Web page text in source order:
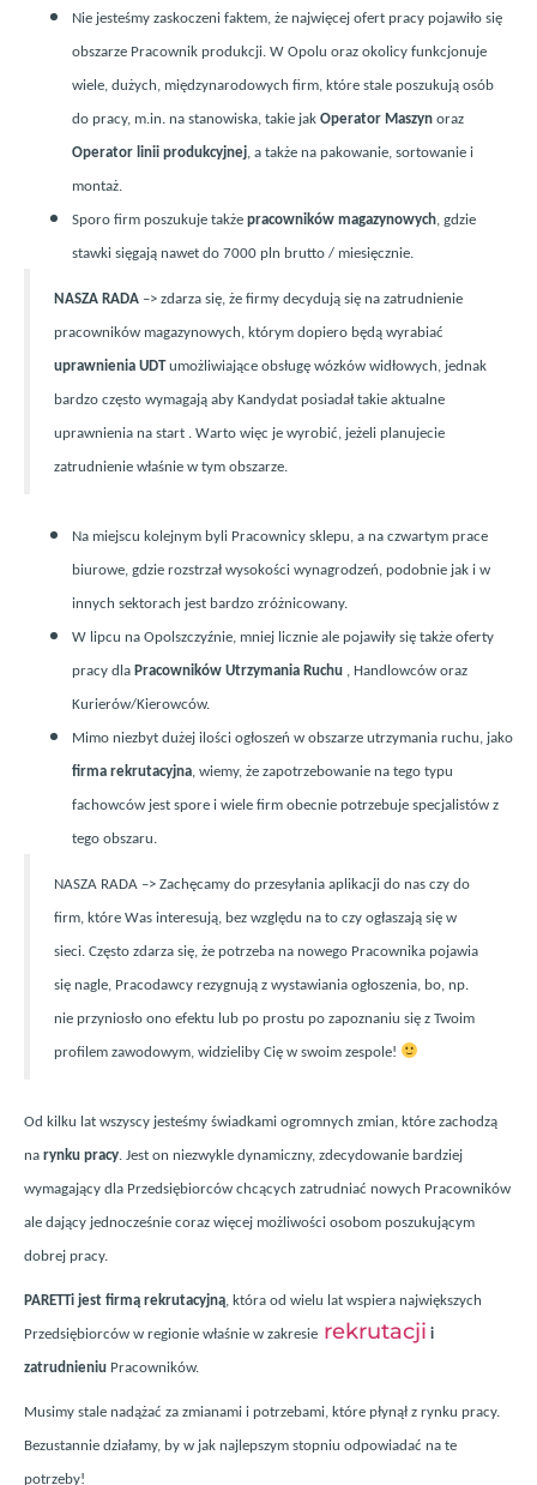
Nie jesteśmy zaskoczeni faktem, że najwięcej ofert pracy pojawiło się
obszarze Pracownik produkcji. W Opolu oraz okolicy funkcjonuje
wiele, dużych, międzynarodowych firm, które stale poszukują osób
do pracy, m.in. na stanowiska, takie jak Operator Maszyn oraz
Operator linii produkcyjnej, a także na pakowanie, sortowanie i
montaż.
Sporo firm poszukuje także pracowników magazynowych, gdzie
stawki sięgają nawet do 7000 pln brutto / miesięcznie.
NASZA RADA –> zdarza się, że firmy decydują się na zatrudnienie
pracowników magazynowych, którym dopiero będą wyrabiać
uprawnienia UDT umożliwiające obsługę wózków widłowych, jednak
bardzo często wymagają aby Kandydat posiadał takie aktualne
uprawnienia na start . Warto więc je wyrobić, jeżeli planujecie
zatrudnienie właśnie w tym obszarze.
Na miejscu kolejnym byli Pracownicy sklepu, a na czwartym prace
biurowe, gdzie rozstrzał wysokości wynagrodzeń, podobnie jak i w
innych sektorach jest bardzo zróżnicowany.
W lipcu na Opolszczyźnie, mniej licznie ale pojawiły się także oferty
pracy dla Pracowników Utrzymania Ruchu , Handlowców oraz
Kurierów/Kierowców.
Mimo niezbyt dużej ilości ogłoszeń w obszarze utrzymania ruchu, jako
firma rekrutacyjna, wiemy, że zapotrzebowanie na tego typu
fachowców jest spore i wiele firm obecnie potrzebuje specjalistów z
tego obszaru.
NASZA RADA –> Zachęcamy do przesyłania aplikacji do nas czy do
firm, które Was interesują, bez względu na to czy ogłaszają się w
sieci. Często zdarza się, że potrzeba na nowego Pracownika pojawia
się nagle, Pracodawcy rezygnują z wystawiania ogłoszenia, bo, np.
nie przyniosło ono efektu lub po prostu po zapoznaniu się z Twoim
profilem zawodowym, widzieliby Cię w swoim zespole!
Od kilku lat wszyscy jesteśmy świadkami ogromnych zmian, które zachodzą
na rynku pracy. Jest on niezwykle dynamiczny, zdecydowanie bardziej
wymagający dla Przedsiębiorców chcących zatrudniać nowych Pracowników
ale dający jednocześnie coraz więcej możliwości osobom poszukującym
dobrej pracy.
PARETTi jest firmą rekrutacyjną, która od wielu lat wspiera największych
Przedsiębiorców w regionie właśnie w zakresie rekrutacji i
zatrudnieniu Pracowników.
Musimy stale nadążać za zmianami i potrzebami, które płynął z rynku pracy.
Bezustannie działamy, by w jak najlepszym stopniu odpowiadać na te
potrzeby!